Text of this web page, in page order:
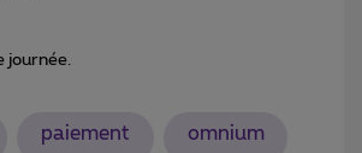
journée.
paiement omnium